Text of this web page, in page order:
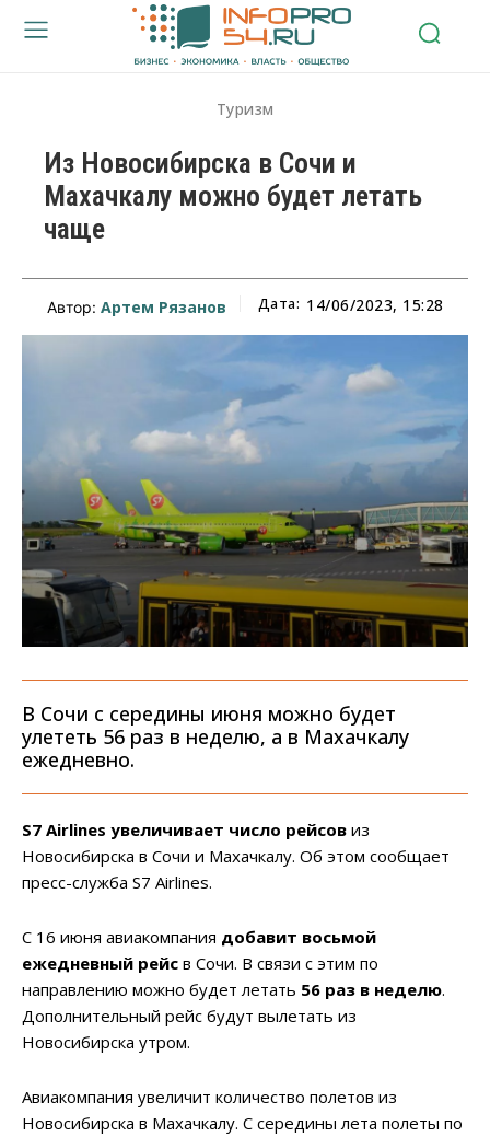
Туризм
Из Новосибирска в Сочи и
Махачкалу можно будет летать
чаще
Автор: Артем Рязанов Дата: 14/06/2023, 15:28
В Сочи с середины июня можно будет
улететь 56 раз в неделю, а в Махачкалу
ежедневно.
S7 Airlines увеличивает число рейсов из
Новосибирска в Сочи и Махачкалу. Об этом сообщает
пресс-служба S7 Airlines.
С 16 июня авиакомпания добавит восьмой
ежедневный рейс в Сочи. В связи с этим по
направлению можно будет летать 56 раз в неделю.
Дополнительный рейс будут вылетать из
Новосибирска утром.
Авиакомпания увеличит количество полетов из
Новосибирска в Махачкалу. С середины лета полеты по